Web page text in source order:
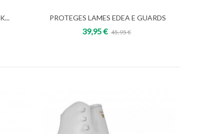
Add to cart
PROTEGES LAMES EDEA E GUARDS
39,95 € 45,95 €